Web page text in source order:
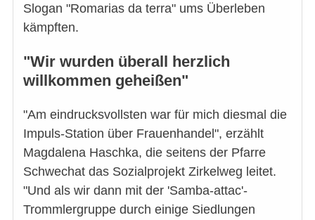
Slogan "Romarias da terra" ums Überleben
kämpften.
"Wir wurden überall herzlich
willkommen geheißen"
"Am eindrucksvollsten war für mich diesmal die
Impuls-Station über Frauenhandel", erzählt
Magdalena Haschka, die seitens der Pfarre
Schwechat das Sozialprojekt Zirkelweg leitet.
"Und als wir dann mit der 'Samba-attac'-
Trommlergruppe durch einige Siedlungen